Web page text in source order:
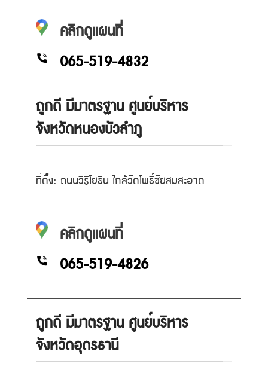
คลิกดูแผนที่
065-519-4832
ถูกดี มีมาตรฐาน ศูนย์บริหาร
จังหวัดหนองบัวลำภู
ที่ตั้ง: ถนนวิริโยธิน ใกล้วัดโพธิ์ชัยสมสะอาด
คลิกดูแผนที่
065-519-4826
ถูกดี มีมาตรฐาน ศูนย์บริหาร
จังหวัดอุดรธานี